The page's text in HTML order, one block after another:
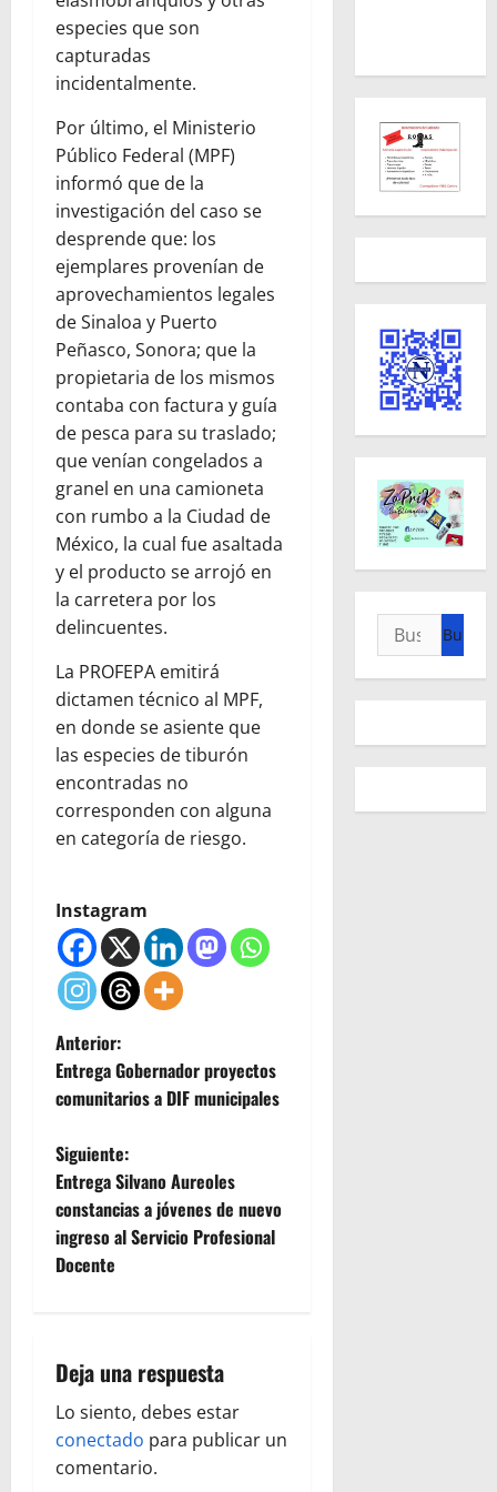
especies que son
capturadas
incidentalmente.
Por último, el Ministerio
Público Federal (MPF)
informó que de la
investigación del caso se
desprende que: los
ejemplares provenían de
aprovechamientos legales
de Sinaloa y Puerto
Peñasco, Sonora; que la
propietaria de los mismos
contaba con factura y guía
de pesca para su traslado;
que venían congelados a
granel en una camioneta
con rumbo a la Ciudad de
México, la cual fue asaltada
y el producto se arrojó en
la carretera por los
delincuentes.
La PROFEPA emitirá
dictamen técnico al MPF,
en donde se asiente que
las especies de tiburón
encontradas no
corresponden con alguna
en categoría de riesgo.
Instagram
N
a
v
e
g
a
i
ó
n
Anterior:
Entrega Gobernador proyectos
comunitarios a DIF municipales
Siguiente:
Entrega Silvano Aureoles
constancias a jóvenes de nuevo
ingreso al Servicio Profesional
Docente
Deja una respuesta
Lo siento, debes estar
conectado para publicar un
comentario.
Buscar: